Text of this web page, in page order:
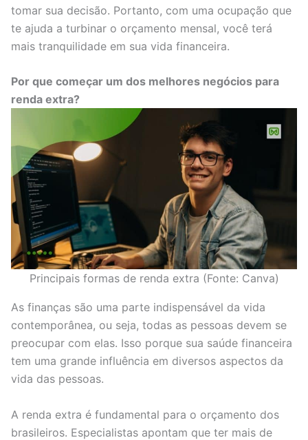
tomar sua decisão. Portanto, com uma ocupação que
te ajuda a turbinar o orçamento mensal, você terá
mais tranquilidade em sua vida financeira.
Por que começar um dos melhores negócios para
renda extra?
Principais formas de renda extra (Fonte: Canva)
As finanças são uma parte indispensável da vida
contemporânea, ou seja, todas as pessoas devem se
preocupar com elas. Isso porque sua saúde financeira
tem uma grande influência em diversos aspectos da
vida das pessoas.
A renda extra é fundamental para o orçamento dos
brasileiros. Especialistas apontam que ter mais de